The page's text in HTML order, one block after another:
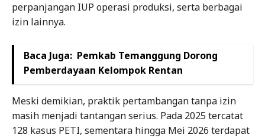
perpanjangan IUP operasi produksi, serta berbagai
izin lainnya.
Baca Juga: Pemkab Temanggung Dorong
Pemberdayaan Kelompok Rentan
Meski demikian, praktik pertambangan tanpa izin
masih menjadi tantangan serius. Pada 2025 tercatat
128 kasus PETI, sementara hingga Mei 2026 terdapat